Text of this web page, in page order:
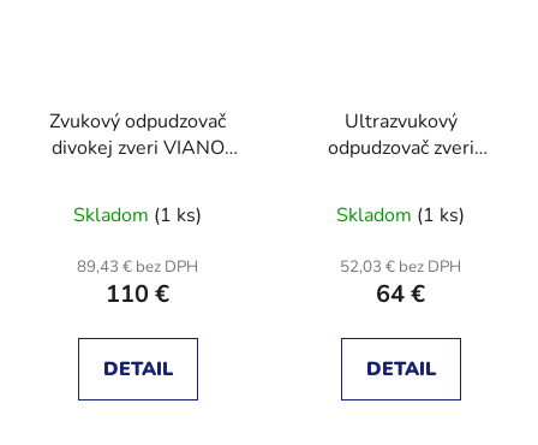
Zvukový odpudzovač
divokej zveri VIANO
12V adaptér v balení
Skladom (1 ks)
89,43 € bez DPH
110 €
DETAIL
Ultrazvukový
odpudzovač zveri
ULTRASTOP DUOX2
Skladom (1 ks)
52,03 € bez DPH
64 €
DETAIL